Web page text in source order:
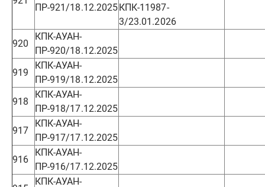
ПР-921/18.12.2025КПК-11987-
3/23.01.2026
920
КПК-АУАН-
ПР-920/18.12.2025
919
КПК-АУАН-
ПР-919/18.12.2025
918
КПК-АУАН-
ПР-918/17.12.2025
917
КПК-АУАН-
ПР-917/17.12.2025
916
КПК-АУАН-
ПР-916/17.12.2025
КПК-АУАН-